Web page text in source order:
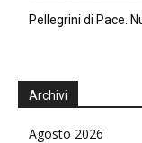
Pellegrini di Pace.
Archivi
Agosto 2026